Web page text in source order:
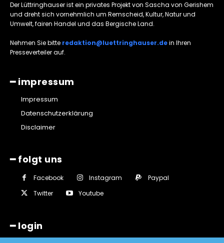
Der Lüttringhauser ist ein privates Projekt von Sascha von Gerishem
und dreht sich vornehmlich um Remscheid, Kultur, Natur und
Umwelt, fairen Handel und das Bergische Land.
Nehmen Sie bitte redaktion@luettringhauser.dein Ihren
Presseverteiler auf.
━ impressum
Impressum
Datenschutzerklärung
Disclaimer
━ folgt uns
Facebook Instagram
Paypal
Twitter
Youtube
━ login